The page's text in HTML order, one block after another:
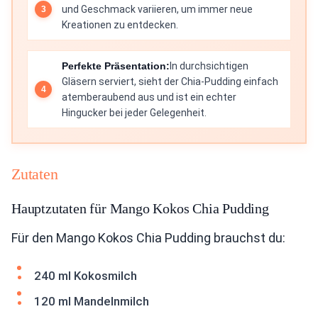
und Geschmack variieren, um immer neue
Kreationen zu entdecken.
Perfekte Präsentation: In durchsichtigen
Gläsern serviert, sieht der Chia-Pudding einfach
atemberaubend aus und ist ein echter
Hingucker bei jeder Gelegenheit.
Zutaten
Hauptzutaten für Mango Kokos Chia Pudding
Für den Mango Kokos Chia Pudding brauchst du:
240 ml Kokosmilch
120 ml Mandelnmilch